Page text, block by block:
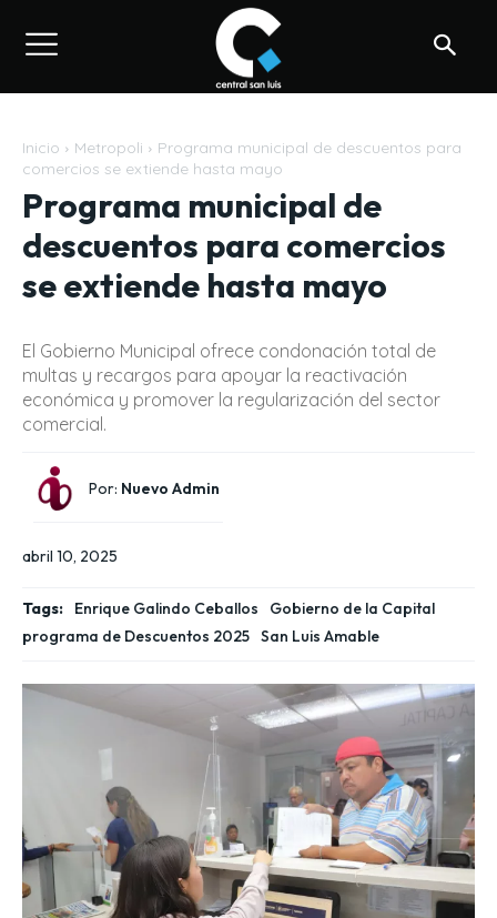
Inicio Metropoli
Programa municipal de descuentos para
comercios se extiende hasta mayo
Programa municipal de
descuentos para comercios
se extiende hasta mayo
El Gobierno Municipal ofrece condonación total de
multas y recargos para apoyar la reactivación
económica y promover la regularización del sector
comercial.
Por: Nuevo Admin
abril 10, 2025
Tags: Enrique Galindo Ceballos
Gobierno de la Capital
programa de Descuentos 2025 San Luis Amable